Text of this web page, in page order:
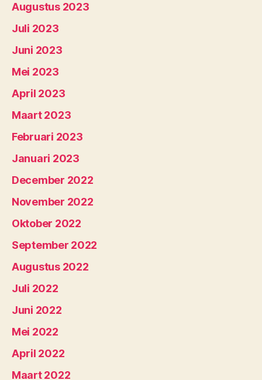
Augustus 2023
Juli 2023
Juni 2023
Mei 2023
April 2023
Maart 2023
Februari 2023
Januari 2023
December 2022
November 2022
Oktober 2022
September 2022
Augustus 2022
Juli 2022
Juni 2022
Mei 2022
April 2022
Maart 2022